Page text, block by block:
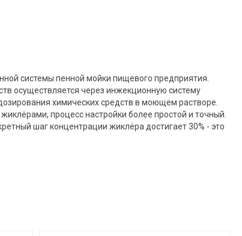
системы пенной мойки пищевого предприятия.
осуществляется через инжекционную систему
химических средств в моющем растворе.
процесс настройки более простой и точный.
шаг концентрации жиклёра достигает 30% - это